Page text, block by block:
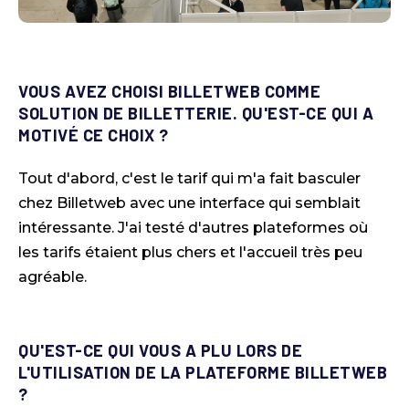
VOUS AVEZ CHOISI BILLETWEB COMME
SOLUTION DE BILLETTERIE. QU'EST-CE QUI A
MOTIVÉ CE CHOIX ?
Tout d'abord, c'est le tarif qui m'a fait basculer
chez Billetweb avec une interface qui semblait
intéressante. J'ai testé d'autres plateformes où
les tarifs étaient plus chers et l'accueil très peu
agréable.
QU'EST-CE QUI VOUS A PLU LORS DE
L'UTILISATION DE LA PLATEFORME BILLETWEB
?